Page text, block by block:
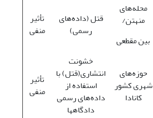
محله‌های
منهتن/
بین مقطعی
قتل (داده‌های
رسمی)
تأثیر
منفی
حوزه‌های
شهری کشور
کانادا
خشونت
انتشاری(قتل) با
استفاده از
داده‌های رسمی
دادگاهها
تأثیر
منفی